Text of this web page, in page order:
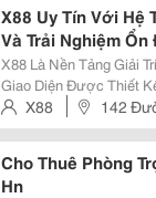
X88 Uy Tín Với Hệ
Và Trải Nghiệm Ổn
X88 Là Nền Tảng Giải
Giao Diện Được Thiết
Tính, Giúp Người Dùng
Hỗ Trợ Bảo Vệ Thông
X88
142
Đức, Tp. Hồ Chí Minh
Cho Thuê Phòng
Hn